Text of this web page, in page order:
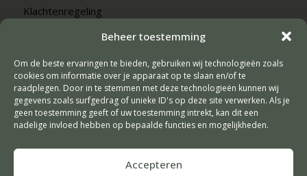
Beheer toestemming
Om de beste ervaringen te bieden, gebruiken wij technologieën zoals
cookies om informatie over je apparaat op te slaan en/of te
raadplegen. Door in te stemmen met deze technologieën kunnen wij
gegevens zoals surfgedrag of unieke ID's op deze site verwerken. Als je
geen toestemming geeft of uw toestemming intrekt, kan dit een
nadelige invloed hebben op bepaalde functies en mogelijkheden.
Accepteren
Klachtenregeling
Algemene
voorwaarden
Privacyverklaring
Vormgeving & Techniek:JRS-Webdesign
Algemene voorwaarden - Privacyverklaring